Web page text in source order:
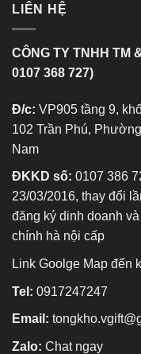
LIÊN HỆ
CÔNG TY TNHH TM
0107 368 727)
Đ/c: VP905 tầng 9,
102 Trần Phú,
Nam
ĐKKD số: 0107 386
23/03/2016, thay đổi
đăng ký dinh doanh
chính hà nội cấp
Link Goolge Map đến
Tel: 0917247247
Email:
Zalo: Chat ngay